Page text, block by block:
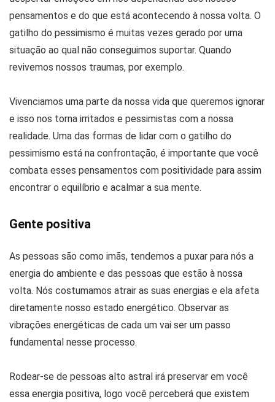
pensamentos e do que está acontecendo à nossa volta. O
gatilho do pessimismo é muitas vezes gerado por uma
situação ao qual não conseguimos suportar. Quando
revivemos nossos traumas, por exemplo.
Vivenciamos uma parte da nossa vida que queremos ignorar
e isso nos torna irritados e pessimistas com a nossa
realidade. Uma das formas de lidar com o gatilho do
pessimismo está na confrontação, é importante que você
combata esses pensamentos com positividade para assim
encontrar o equilíbrio e acalmar a sua mente.
Gente positiva
As pessoas são como imãs, tendemos a puxar para nós a
energia do ambiente e das pessoas que estão à nossa
volta. Nós costumamos atrair as suas energias e ela afeta
diretamente nosso estado energético. Observar as
vibrações energéticas de cada um vai ser um passo
fundamental nesse processo.
Rodear-se de pessoas alto astral irá preservar em você
essa energia positiva, logo você perceberá que existem